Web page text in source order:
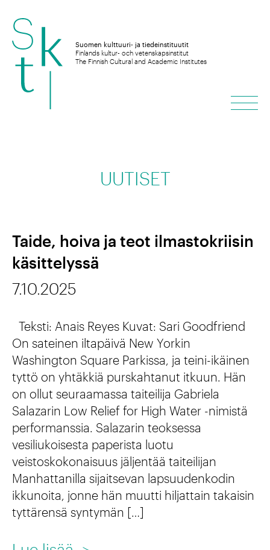
Hyppää
sisältöön
Suomen kulttuuri- ja tiedeinstituutit
Finlands kultur- och vetenskapsinstitut
The Finnish Cultural and Academic Institutes
UUTISET
Taide, hoiva ja teot ilmastokriisin
käsittelyssä
7.10.2025
Teksti: Anais Reyes Kuvat: Sari Goodfriend
On sateinen iltapäivä New Yorkin
Washington Square Parkissa, ja teini-ikäinen
tyttö on yhtäkkiä purskahtanut itkuun. Hän
on ollut seuraamassa taiteilija Gabriela
Salazarin Low Relief for High Water -nimistä
performanssia. Salazarin teoksessa
vesiliukoisesta paperista luotu
veistoskokonaisuus jäljentää taiteilijan
Manhattanilla sijaitsevan lapsuudenkodin
ikkunoita, jonne hän muutti hiljattain takaisin
tyttärensä syntymän […]